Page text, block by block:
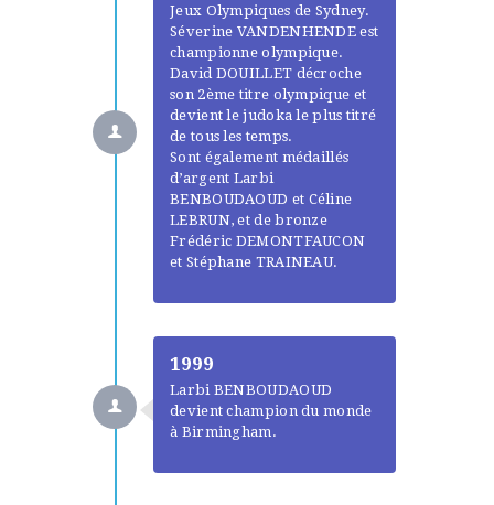
Jeux Olympiques de Sydney.
Séverine VANDENHENDE est
championne olympique.
David DOUILLET décroche
son 2ème titre olympique et
devient le judoka le plus titré
de tous les temps.
Sont également médaillés
d’argent Larbi
BENBOUDAOUD et Céline
LEBRUN, et de bronze
Frédéric DEMONTFAUCON
et Stéphane TRAINEAU.
1999
Larbi BENBOUDAOUD
devient champion du monde
à Birmingham.